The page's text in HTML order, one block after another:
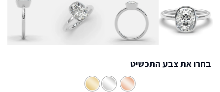
בחרו את צבע התכשיט